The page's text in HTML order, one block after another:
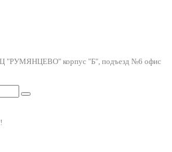
"РУМЯНЦЕВО" корпус "Б", подъезд №6 офис